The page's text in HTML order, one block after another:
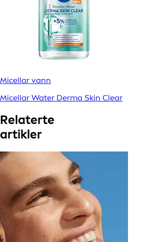
Micellar vann
Micellar Water Derma Skin Clear
Relaterte
artikler